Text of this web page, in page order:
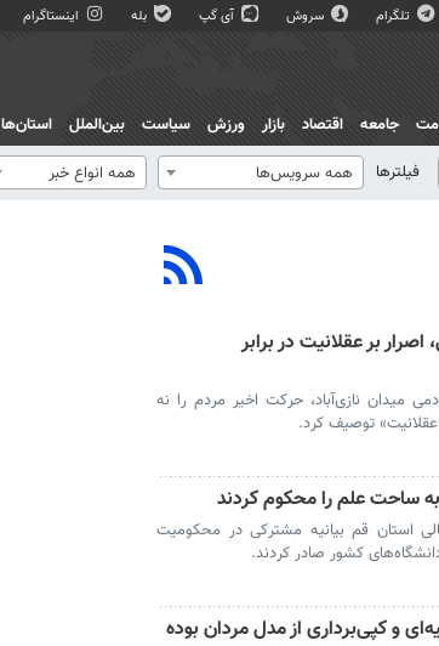
تلگرام سروش آی گپ بله اینستاگرام
جامعه اقتصاد بازار ورزش سیاست بین‌الملل استان‌ها
فیلترها همه سرویس‌ها همه انواع خبر
بر عقلانیت در برابر
میدان نازی‌آباد، حرکت اخیر مردم را نه
عقلانیت» توصیف کرد.
ساحت علم را محکوم کردند
استان قم بیانیه‌ مشترکی در محکومیت
کشور صادر کردند.
و کپی‌برداری از مدل مردان بوده